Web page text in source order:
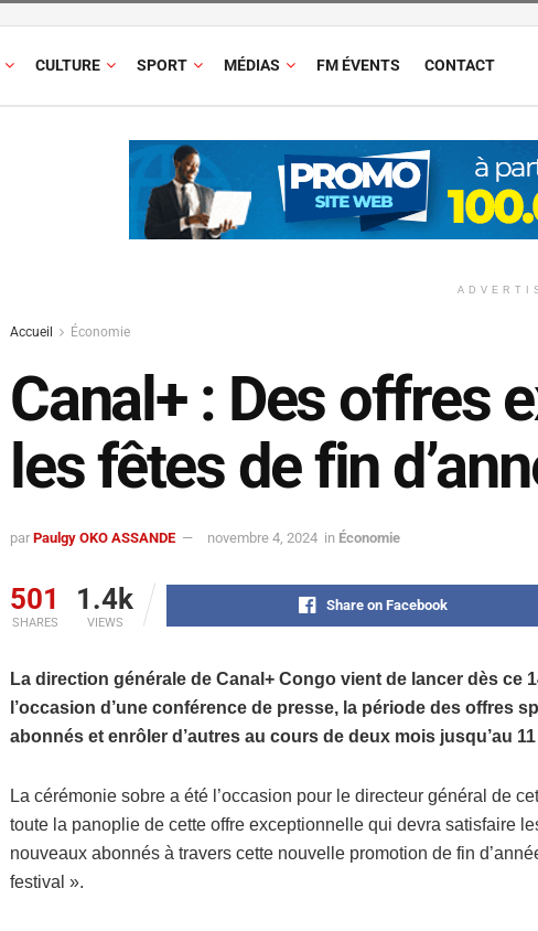
CULTURE SPORT MÉDIAS FM ÉVENTS CONTACT
Accueil Économie
Canal+ : Des offres
les fêtes de fin
par Paulgy OKO ASSANDE novembre 4, 2024 in Économie
501
SHARES
1.4k
VIEWS
Share on Facebook
La direction générale de Canal+ Congo vient de lancer dès ce
l’occasion d’une conférence de presse, la période des offres
abonnés et enrôler d’autres au cours de deux mois jusqu’au
La cérémonie sobre a été l’occasion pour le directeur général de
toute la panoplie de cette offre exceptionnelle qui devra satisfaire
nouveaux abonnés à travers cette nouvelle promotion de fin
festival ».